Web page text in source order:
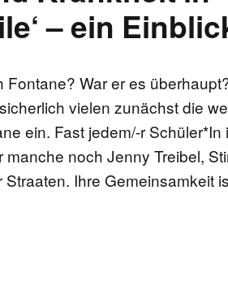
– ein
War er es
vielen zunächst die
ein. Fast jedem/-r Schüler*In
manche noch Jenny Treibel,
Ihre Gemeinsamkeit